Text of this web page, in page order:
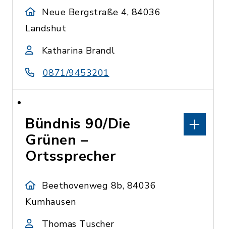
Neue Bergstraße 4, 84036
Landshut
Katharina Brandl
0871/9453201
Bündnis 90/Die
Grünen –
Ortssprecher
Beethovenweg 8b, 84036
Kumhausen
Thomas Tuscher